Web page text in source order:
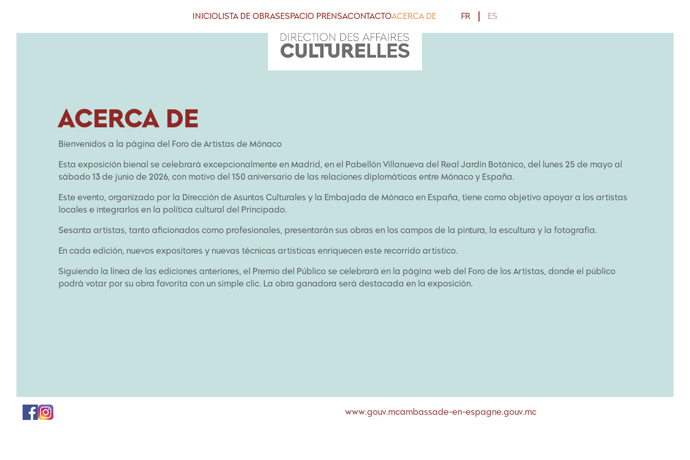
INICIOLISTA DE OBRASESPACIO PRENSACONTACTOACERCA DE FR ES
ACERCA DE
Bienvenidos a la página del Foro de Artistas de Mónaco
Esta exposición bienal se celebrará excepcionalmente en Madrid, en el Pabellón Villanueva del Real Jardín Botánico, del lunes 25 de mayo al
sábado 13 de junio de 2026, con motivo del 150 aniversario de las relaciones diplomáticas entre Mónaco y España.
Este evento, organizado por la Dirección de Asuntos Culturales y la Embajada de Mónaco en España, tiene como objetivo apoyar a los artistas
locales e integrarlos en la política cultural del Principado.
Sesanta artistas, tanto aficionados como profesionales, presentarán sus obras en los campos de la pintura, la escultura y la fotografía.
En cada edición, nuevos expositores y nuevas técnicas artísticas enriquecen este recorrido artístico.
Siguiendo la línea de las ediciones anteriores, el Premio del Público se celebrará en la página web del Foro de los Artistas, donde el público
podrá votar por su obra favorita con un simple clic. La obra ganadora será destacada en la exposición.
www.gouv.mcambassade-en-espagne.gouv.mc